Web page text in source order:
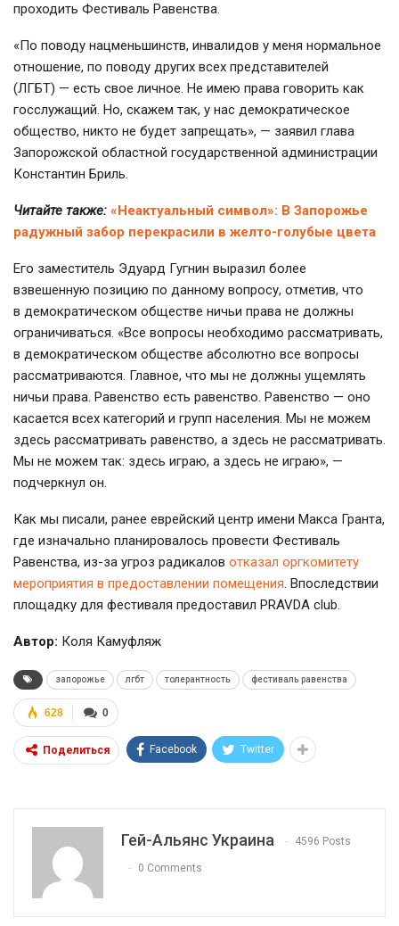
проходить Фестиваль Равенства.
«По поводу нацменьшинств, инвалидов у меня нормальное
отношение, по поводу других всех представителей
(ЛГБТ) — есть свое личное. Не имею права говорить как
госслужащий. Но, скажем так, у нас демократическое
общество, никто не будет запрещать», — заявил глава
Запорожской областной государственной администрации
Константин Бриль.
Читайте также: «Неактуальный символ»: В Запорожье
радужный забор перекрасили в желто-голубые цвета
Его заместитель Эдуард Гугнин выразил более
взвешенную позицию по данному вопросу, отметив, что
в демократическом обществе ничьи права не должны
ограничиваться. «Все вопросы необходимо рассматривать,
в демократическом обществе абсолютно все вопросы
рассматриваются. Главное, что мы не должны ущемлять
ничьи права. Равенство есть равенство. Равенство — оно
касается всех категорий и групп населения. Мы не можем
здесь рассматривать равенство, а здесь не рассматривать.
Мы не можем так: здесь играю, а здесь не играю», —
подчеркнул он.
Как мы писали, ранее еврейский центр имени Макса Гранта,
где изначально планировалось провести Фестиваль
Равенства, из-за угроз радикалов отказал оргкомитету
мероприятия в предоставлении помещения. Впоследствии
площадку для фестиваля предоставил PRAVDA club.
Автор: Коля Камуфляж
запорожье лгбт толерантность фестиваль равенства
0
628
Поделиться Facebook Twitter
Гей-Альянс Украина 4596 Posts
0 Comments